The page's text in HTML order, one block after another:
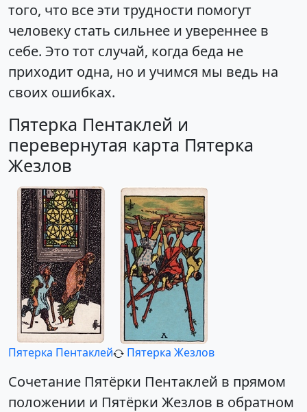
того, что все эти трудности помогут
человеку стать сильнее и увереннее в
себе. Это тот случай, когда беда не
приходит одна, но и учимся мы ведь на
своих ошибках.
Пятерка Пентаклей и
перевернутая карта Пятерка
Жезлов
Пятерка Пентаклей Пятерка Жезлов
Сочетание Пятёрки Пентаклей в прямом
положении и Пятёрки Жезлов в обратном